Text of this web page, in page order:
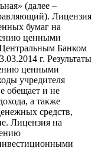
(далее –
Лицензия
бумаг на
ценными
Банком
г. Результаты
ценными
учредителя
обещает и не
а также
средств,
Лицензия на